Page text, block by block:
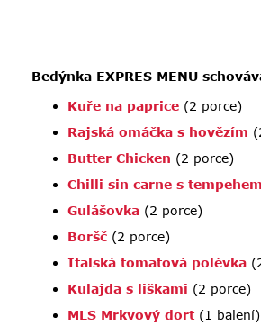
Bedýnka EXPRES MENU
Kuře na paprice (2 porce)
Rajská omáčka s hovězím
Butter Chicken (2 porce)
Chilli sin carne s tempehem
Gulášovka (2 porce)
Boršč (2 porce)
Italská tomatová polévka
Kulajda s liškami (2 porce)
MLS Mrkvový dort (1 balení)